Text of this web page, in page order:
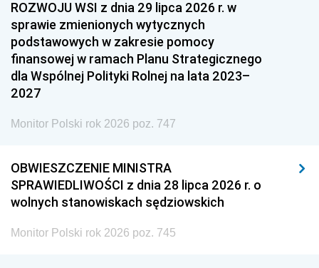
ROZWOJU WSI z dnia 29 lipca 2026 r. w
sprawie zmienionych wytycznych
podstawowych w zakresie pomocy
finansowej w ramach Planu Strategicznego
dla Wspólnej Polityki Rolnej na lata 2023–
2027
Monitor Polski rok 2026 poz. 747
OBWIESZCZENIE MINISTRA
SPRAWIEDLIWOŚCI z dnia 28 lipca 2026 r. o
wolnych stanowiskach sędziowskich
Monitor Polski rok 2026 poz. 745